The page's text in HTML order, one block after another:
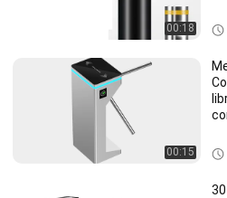
00:18
el
cos
00:15